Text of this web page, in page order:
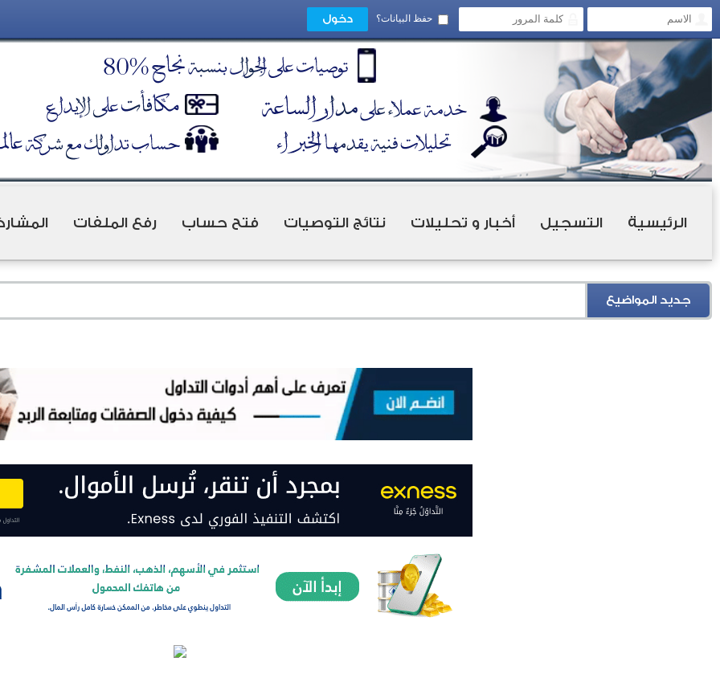
حفظ البيانات؟
الرئيسية التسجيل أخبار و تحليلات نتائج التوصيات فتح حساب رفع الملفات
جديد المواضيع